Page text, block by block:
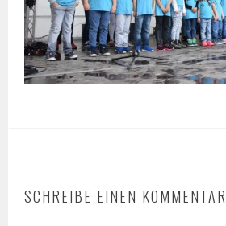
SCHREIBE EINEN KOMMENTAR